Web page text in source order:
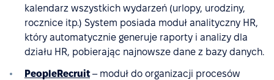
kalendarz wszystkich wydarzeń (urlopy, urodziny,
rocznice itp.) System posiada moduł analityczny HR,
który automatycznie generuje raporty i analizy dla
działu HR, pobierając najnowsze dane z bazy danych.
PeopleRecruit– moduł do organizacji procesów